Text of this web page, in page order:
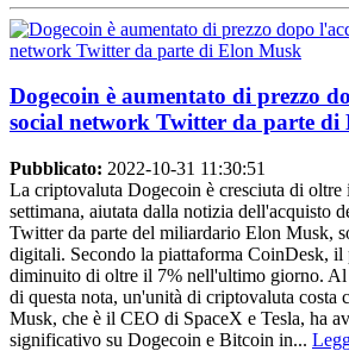
Dogecoin è aumentato di prezzo
social network Twitter da parte di
Pubblicato: 2022-10-31 11:30:51
La criptovaluta Dogecoin è cresciuta di
settimana, aiutata dalla notizia dell'acquisto
Twitter da parte del miliardario Elon Musk,
digitali. Secondo la piattaforma CoinDesk, il
diminuito di oltre il 7% nell'ultimo giorno. Al
di questa nota, un'unità di criptovaluta costa
Musk, che è il CEO di SpaceX e Tesla, ha
significativo su Dogecoin e Bitcoin in...